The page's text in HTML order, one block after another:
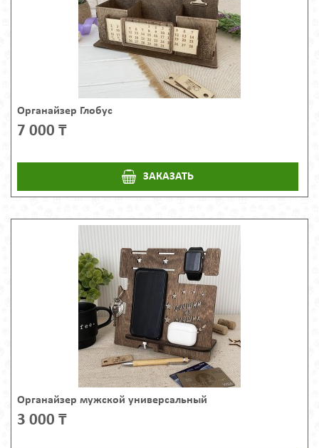
Органайзер Глобус
7 000 ₸
ЗАКАЗАТЬ
Органайзер мужской универсальный
3 000 ₸